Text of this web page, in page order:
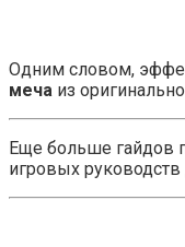
Одним словом,
меча из
Еще больше гайдов
игровых руководств